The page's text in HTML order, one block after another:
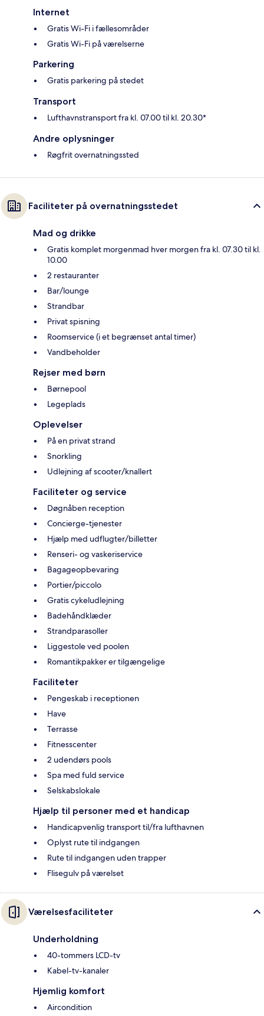
Internet
Gratis Wi-Fi i fællesområder
Gratis Wi-Fi på værelserne
Parkering
Gratis parkering på stedet
Transport
Lufthavnstransport fra kl. 07.00 til kl. 20.30*
Andre oplysninger
Røgfrit overnatningssted
Faciliteter på overnatningsstedet
Mad og drikke
Gratis komplet morgenmad hver morgen fra kl. 07.30 til kl.
10.00
2 restauranter
Bar/lounge
Strandbar
Privat spisning
Roomservice (i et begrænset antal timer)
Vandbeholder
Rejser med børn
Børnepool
Legeplads
Oplevelser
På en privat strand
Snorkling
Udlejning af scooter/knallert
Faciliteter og service
Døgnåben reception
Concierge-tjenester
Hjælp med udflugter/billetter
Renseri- og vaskeriservice
Bagageopbevaring
Portier/piccolo
Gratis cykeludlejning
Badehåndklæder
Strandparasoller
Liggestole ved poolen
Romantikpakker er tilgængelige
Faciliteter
Pengeskab i receptionen
Have
Terrasse
Fitnesscenter
2 udendørs pools
Spa med fuld service
Selskabslokale
Hjælp til personer med et handicap
Handicapvenlig transport til/fra lufthavnen
Oplyst rute til indgangen
Rute til indgangen uden trapper
Flisegulv på værelset
Værelsesfaciliteter
Underholdning
40-tommers LCD-tv
Kabel-tv-kanaler
Hjemlig komfort
Aircondition